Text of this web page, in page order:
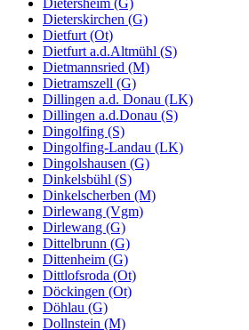
Dieterskirchen (G)
Dietfurt (Ot)
Dietfurt a.d.Altmühl (S)
Dietmannsried (M)
Dietramszell (G)
Dillingen a.d. Donau (LK)
Dillingen a.d.Donau (S)
Dingolfing (S)
Dingolfing-Landau (LK)
Dingolshausen (G)
Dinkelsbühl (S)
Dinkelscherben (M)
Dirlewang (Vgm)
Dirlewang (G)
Dittelbrunn (G)
Dittenheim (G)
Dittlofsroda (Ot)
Döckingen (Ot)
Döhlau (G)
Dollnstein (M)